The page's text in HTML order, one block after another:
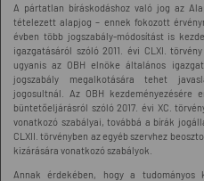
A pártatlan bíráskodáshoz való jog az
tételezett alapjog – ennek fokozott
évben több jogszabály-módosítást is
igazgatásáról szóló 2011. évi CLXI.
ugyanis az OBH elnöke általános
jogszabály megalkotására tehet
jogosultnál. Az OBH
büntetőeljárásról szóló 2017. évi XC.
vonatkozó szabályai, továbbá a bírák
CLXII. törvényben az egyéb szervhez
kizárására vonatkozó szabályok.
Annak érdekében, hogy a